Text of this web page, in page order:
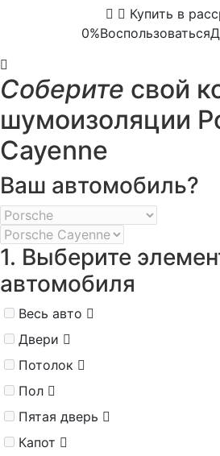
Купить в
0%Воспользоваться
Соберите свой
шумоизоляции
Cayenne
Ваш автомобиль?
1. Выберите
автомобиля
Весь авто
Двери
Потолок
Пол
Пятая дверь
Капот